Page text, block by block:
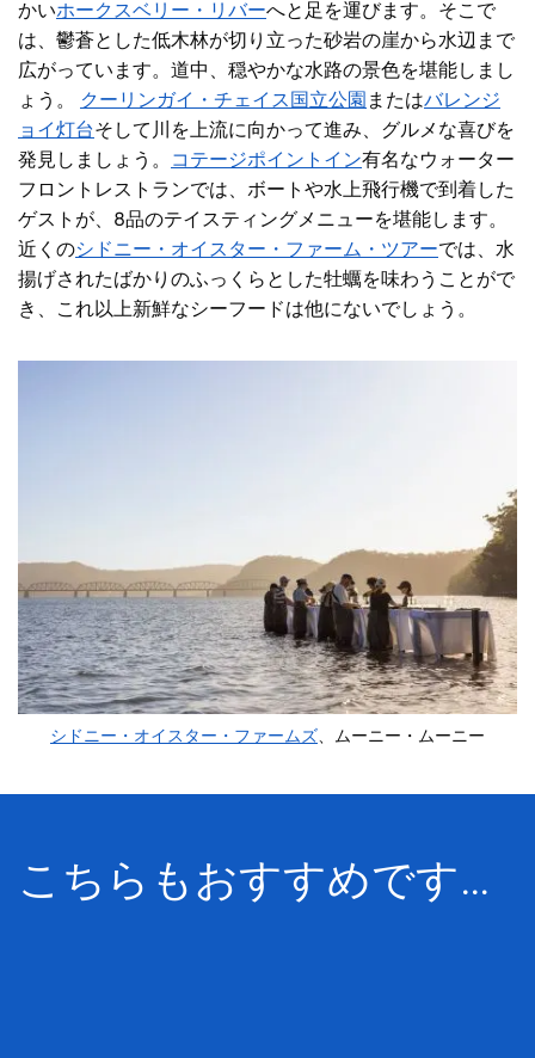
かいホークスベリー・リバーへと足を運びます。そこで
は、鬱蒼とした低木林が切り立った砂岩の崖から水辺まで
広がっています。道中、穏やかな水路の景色を堪能しまし
ょう。
クーリンガイ・チェイス国立公園 またはバレンジ
ョイ灯台そして川を上流に向かって進み、グルメな喜びを
発見しましょう。
コテージポイントイン有名なウォーター
フロントレストランでは、ボートや水上飛行機で到着した
ゲストが、8品のテイスティングメニューを堪能します。
近くのシドニー・オイスター・ファーム・ツアーでは、水
揚げされたばかりのふっくらとした牡蠣を味わうことがで
き、これ以上新鮮なシーフードは他にないでしょう。
シドニー・オイスター・ファームズ、ムーニー・ムーニー
こちらもおすすめです…